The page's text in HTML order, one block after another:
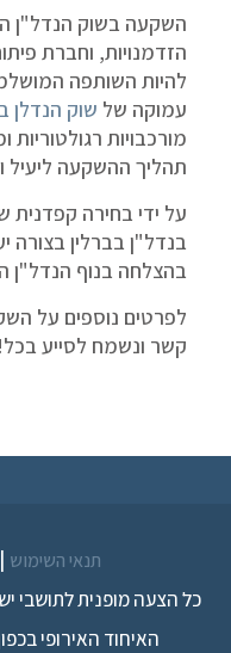
השקעה בשוק הנדל"ן
הזדמנויות, וחברת
להיות השותפה
עמוקה של שוק הנדלן
מורכבויות
תהליך ההשקעה ליעיל
על ידי בחירה
בנדל"ן בברלין בצורה
בהצלחה בנוף הנדל"ן
לפרטים נוספים על
קשר ונשמח לסייע בכל!
תנאי השימוש |
כל הצעה מופנית לתושבי
האיחוד האירופי